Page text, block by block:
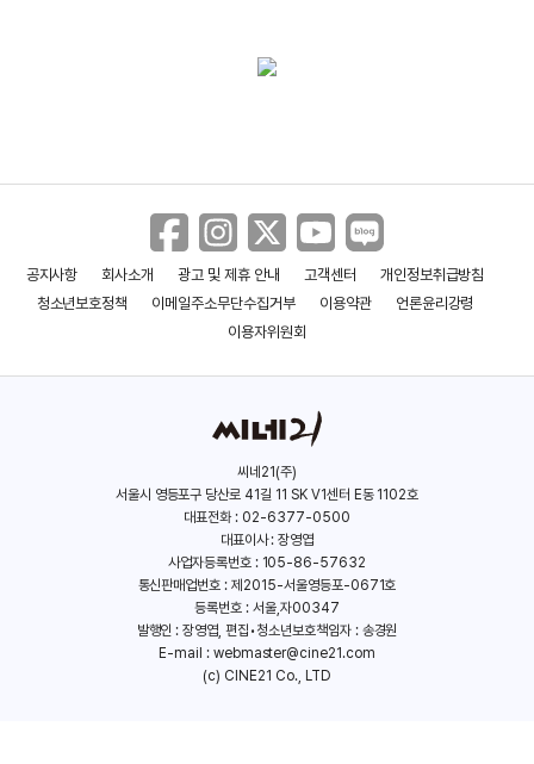
공지사항 회사소개 광고 및 제휴 안내 고객센터
개인정보취급방침
청소년보호정책
이메일주소무단수집거부 이용약관
언론윤리강령
이용자위원회
씨네21(주)
서울시 영등포구 당산로 41길 11 SK V1센터 E동 1102호
대표전화 : 02-6377-0500
대표이사 : 장영엽
사업자등록번호 : 105-86-57632
통신판매업번호 : 제2015-서울영등포-0671호
등록번호 : 서울,자00347
발행인 : 장영엽, 편집•청소년보호책임자 : 송경원
E-mail : webmaster@cine21.com
(c) CINE21 Co., LTD